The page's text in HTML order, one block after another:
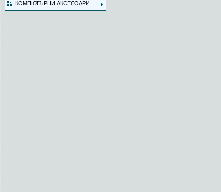
КОМПЮТЪРНИ АКСЕСОАРИ